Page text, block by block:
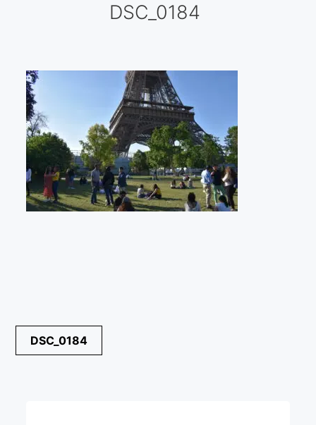
Visitas a los ateliers o talleres de artistas
Presse
Qué dicen de nosotros?
Aviso legal
Política de cookies
«Impressionnis-vous» Paris 2023
¡VIVE Molière! Un hommage latino-américain à
DSC_0184
Navegación
de
DSC_0184